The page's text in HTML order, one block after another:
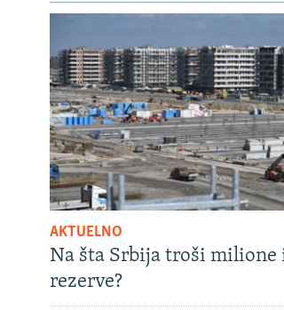
AKTUELNO
Na šta Srbija troši milione
rezerve?